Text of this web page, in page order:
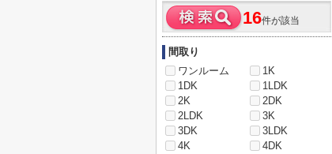
16件が該当
間取り
ワンルーム
1K
1DK
1LDK
2K
2DK
2LDK
3K
3DK
3LDK
4K
4DK